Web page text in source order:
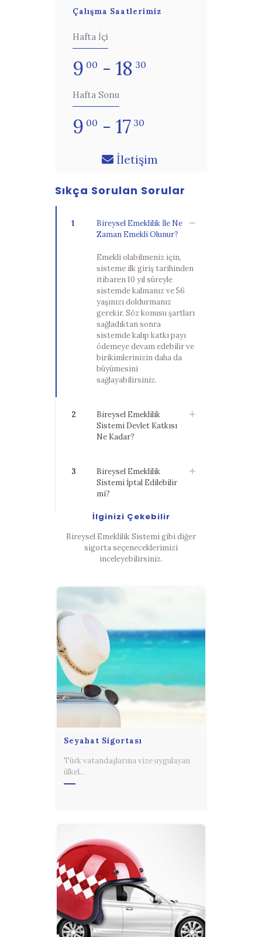
Çalışma Saatlerimiz
Hafta İçi
9 00 - 18 30
Hafta Sonu
9 00 - 17 30
İletişim
Sıkça Sorulan Sorular
1
Bireysel Emeklilik İle Ne
Zaman Emekli Olunur?
Emekli olabilmeniz için,
sisteme ilk giriş tarihinden
itibaren 10 yıl süreyle
sistemde kalmanız ve 56
yaşınızı doldurmanız
gerekir. Söz konusu şartları
sağladıktan sonra
sistemde kalıp katkı payı
ödemeye devam edebilir ve
birikimlerinizin daha da
büyümesini
sağlayabilirsiniz.
2
Bireysel Emeklilik
Sistemi Devlet Katkısı
Ne Kadar?
3
Bireysel Emeklilik
Sistemi İptal Edilebilir
mi?
İlginizi Çekebilir
Bireysel Emeklilik Sistemi gibi diğer
sigorta seçeneceklerimizi
inceleyebilirsiniz.
Seyahat Sigortası
Türk vatandaşlarına vize uygulayan
ülkel...